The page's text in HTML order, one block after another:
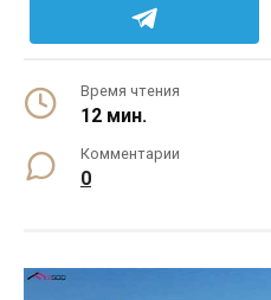
Время чтения
12 мин.
Комментарии
0